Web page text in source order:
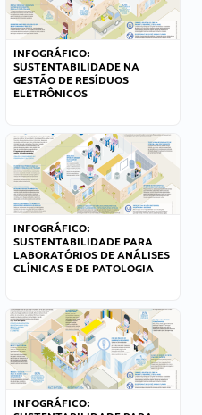
INFOGRÁFICO:
SUSTENTABILIDADE NA
GESTÃO DE RESÍDUOS
ELETRÔNICOS
INFOGRÁFICO:
SUSTENTABILIDADE PARA
LABORATÓRIOS DE ANÁLISES
CLÍNICAS E DE PATOLOGIA
INFOGRÁFICO: